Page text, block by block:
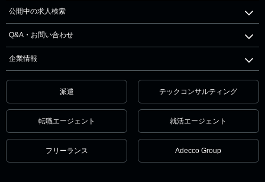
公開中の求人検索
Q&A・お問い合わせ
企業情報
派遣 テックコンサルティング
転職エージェント 就活エージェント
フリーランス Adecco Group